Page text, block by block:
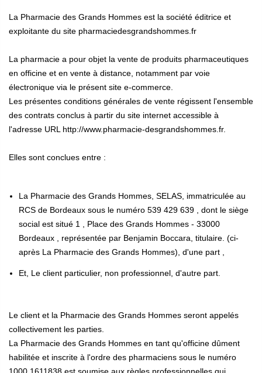
La Pharmacie des Grands Hommes est la société éditrice et
exploitante du site pharmaciedesgrandshommes.fr
La pharmacie a pour objet la vente de produits pharmaceutiques
en officine et en vente à distance, notamment par voie
électronique via le présent site e-commerce.
Les présentes conditions générales de vente régissent l'ensemble
des contrats conclus à partir du site internet accessible à
l'adresse URL http://www.pharmacie-desgrandshommes.fr.
Elles sont conclues entre :
La Pharmacie des Grands Hommes, SELAS, immatriculée au
RCS de Bordeaux sous le numéro 539 429 639 , dont le siège
social est situé 1 , Place des Grands Hommes - 33000
Bordeaux , représentée par Benjamin Boccara, titulaire. (ci-
après La Pharmacie des Grands Hommes), d'une part ,
Et, Le client particulier, non professionnel, d'autre part.
Le client et la Pharmacie des Grands Hommes seront appelés
collectivement les parties.
La Pharmacie des Grands Hommes en tant qu'officine dûment
habilitée et inscrite à l'ordre des pharmaciens sous le numéro
1000 1611838 est soumise aux règles professionnelles qui